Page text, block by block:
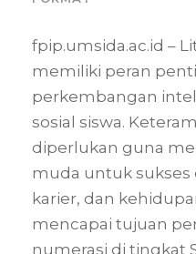
fpip.umsida.ac.id –
memiliki peran
perkembangan
sosial siswa.
diperlukan guna
muda untuk sukses
karier, dan
mencapai tujuan
numerasi di tingkat